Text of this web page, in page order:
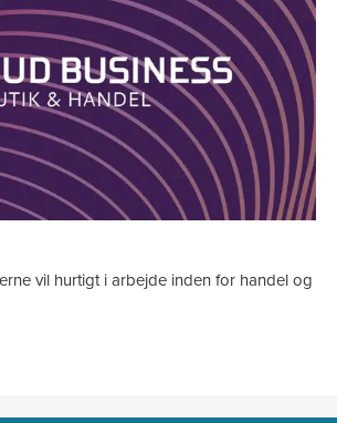
vil hurtigt i arbejde inden for handel og